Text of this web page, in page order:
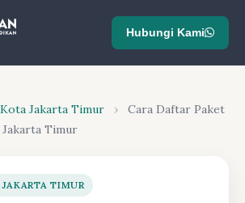
Hubungi Kami
Jakarta Timur ›
Cara Daftar Paket
Jakarta Timur
TIMUR